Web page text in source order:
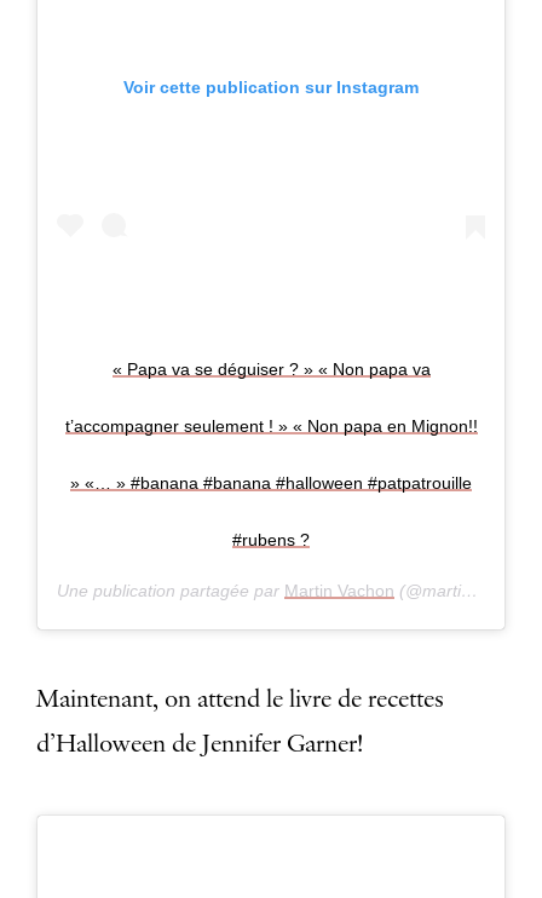
Voir cette publication sur Instagram
« Papa va se déguiser ? » « Non papa va
t’accompagner seulement ! » « Non papa en Mignon!!
» «… » #banana #banana #halloween #patpatrouille
#rubens ?
Une publication partagée par Martin Vachon (@martinvachon) le
Maintenant, on attend le livre de recettes
d’Halloween de Jennifer Garner!